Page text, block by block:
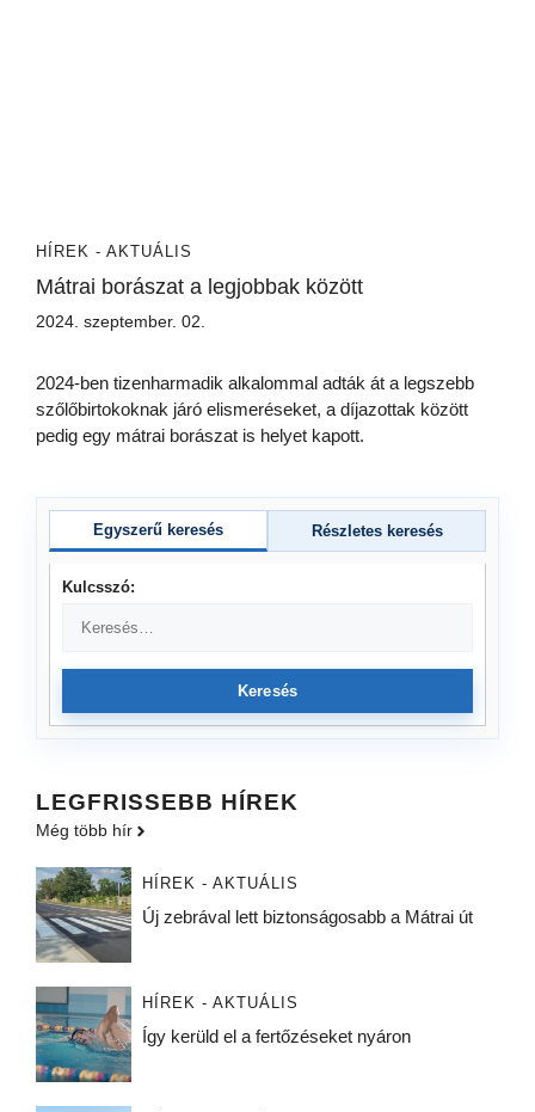
HÍREK - AKTUÁLIS
Mátrai borászat a legjobbak között
2024. szeptember. 02.
2024-ben tizenharmadik alkalommal adták át a legszebb
szőlőbirtokoknak járó elismeréseket, a díjazottak között
pedig egy mátrai borászat is helyet kapott.
Egyszerű keresés Részletes keresés
Kulcsszó:
Keresés
LEGFRISSEBB HÍREK
Még több hír
HÍREK - AKTUÁLIS
Új zebrával lett biztonságosabb a Mátrai út
HÍREK - AKTUÁLIS
Így kerüld el a fertőzéseket nyáron